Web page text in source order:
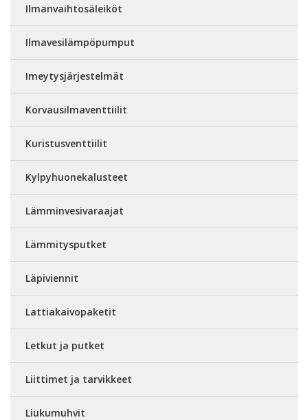
Ilmanvaihtosäleiköt
Ilmavesilämpöpumput
Imeytysjärjestelmät
Korvausilmaventtiilit
Kuristusventtiilit
Kylpyhuonekalusteet
Lämminvesivaraajat
Lämmitysputket
Läpiviennit
Lattiakaivopaketit
Letkut ja putket
Liittimet ja tarvikkeet
Liukumuhvit